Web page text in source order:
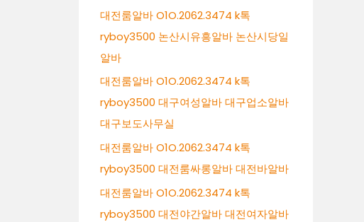
대전룸알바 O1O.2062.3474 k톡
ryboy3500 논산시유흥알바 논산시당일
알바
대전룸알바 O1O.2062.3474 k톡
ryboy3500 대구여성알바 대구업소알바
대구보도사무실
대전룸알바 O1O.2062.3474 k톡
ryboy3500 대전룸싸롱알바 대전바알바
대전룸알바 O1O.2062.3474 k톡
ryboy3500 대전야간알바 대전여자알바